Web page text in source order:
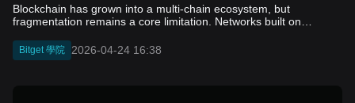
Blockchain has grown into a multi-chain ecosystem, but
fragmentation remains a core limitation. Networks built on
struggle to communicate efficiently. While bridges and cross-
chain solutions have improved connectivity, they often introduce
Bitget 學院 2026-04-24 16:38